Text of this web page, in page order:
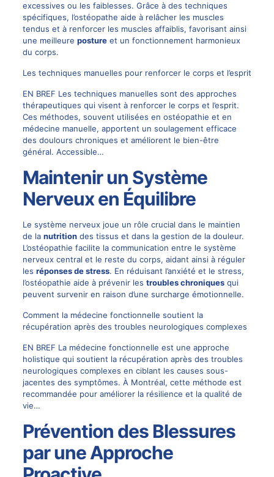
excessives ou les faiblesses. Grâce à des techniques
spécifiques, l’ostéopathe aide à relâcher les muscles
tendus et à renforcer les muscles affaiblis, favorisant ainsi
une meilleure postureet un fonctionnement harmonieux
du corps.
Les techniques manuelles pour renforcer le corps et l’esprit
EN BREF Les techniques manuelles sont des approches
thérapeutiques qui visent à renforcer le corps et l’esprit.
Ces méthodes, souvent utilisées en ostéopathie et en
médecine manuelle, apportent un soulagement efficace
des doulours chroniques et améliorent le bien-être
général. Accessible…
Maintenir un Système
Nerveux en Équilibre
Le système nerveux joue un rôle crucial dans le maintien
de la nutritiondes tissus et dans la gestion de la douleur.
L’ostéopathie facilite la communication entre le système
nerveux central et le reste du corps, aidant ainsi à réguler
les réponses de stress. En réduisant l’anxiété et le stress,
l’ostéopathie aide à prévenir les troubles chroniquesqui
peuvent survenir en raison d’une surcharge émotionnelle.
Comment la médecine fonctionnelle soutient la
récupération après des troubles neurologiques complexes
EN BREF La médecine fonctionnelle est une approche
holistique qui soutient la récupération après des troubles
neurologiques complexes en ciblant les causes sous-
jacentes des symptômes. À Montréal, cette méthode est
recommandée pour améliorer la résilience et la qualité de
vie…
Prévention des Blessures
par une Approche